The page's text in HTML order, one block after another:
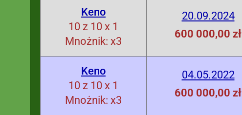
Keno
10 z 10 x 1
Mnożnik: x3
20.09.2024
600 000,00 zł
Keno
10 z 10 x 1
Mnożnik: x3
04.05.2022
600 000,00 zł